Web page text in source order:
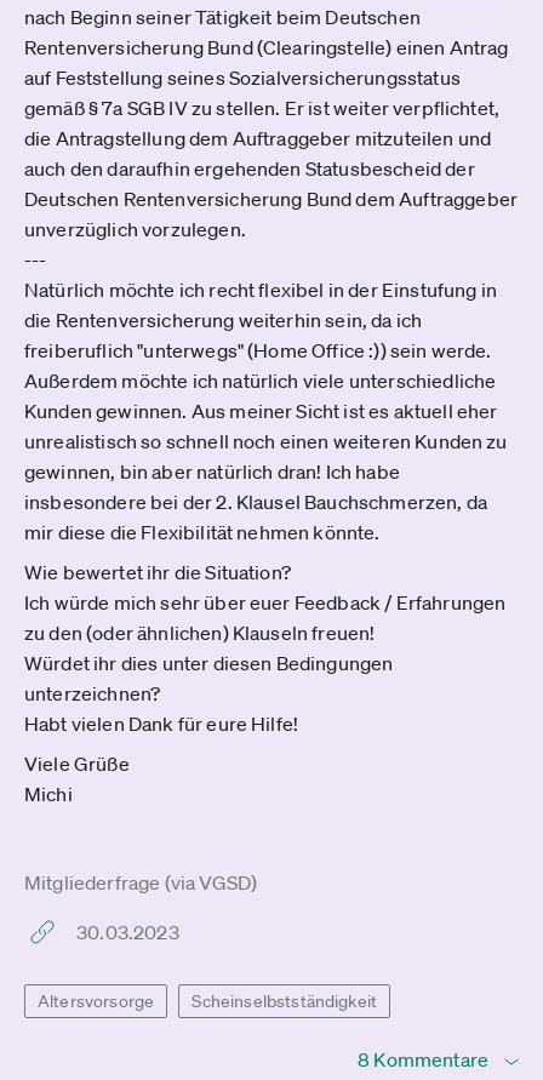
nach Beginn seiner Tätigkeit beim Deutschen
Rentenversicherung Bund (Clearingstelle) einen Antrag
auf Feststellung seines Sozialversicherungsstatus
gemäß § 7a SGB IV zu stellen. Er ist weiter verpflichtet,
die Antragstellung dem Auftraggeber mitzuteilen und
auch den daraufhin ergehenden Statusbescheid der
Deutschen Rentenversicherung Bund dem Auftraggeber
unverzüglich vorzulegen.
---
Natürlich möchte ich recht flexibel in der Einstufung in
die Rentenversicherung weiterhin sein, da ich
freiberuflich "unterwegs" (Home Office :)) sein werde.
Außerdem möchte ich natürlich viele unterschiedliche
Kunden gewinnen. Aus meiner Sicht ist es aktuell eher
unrealistisch so schnell noch einen weiteren Kunden zu
gewinnen, bin aber natürlich dran! Ich habe
insbesondere bei der 2. Klausel Bauchschmerzen, da
mir diese die Flexibilität nehmen könnte.
Wie bewertet ihr die Situation?
Ich würde mich sehr über euer Feedback / Erfahrungen
zu den (oder ähnlichen) Klauseln freuen!
Würdet ihr dies unter diesen Bedingungen
unterzeichnen?
Habt vielen Dank für eure Hilfe!
Viele Grüße
Michi
Mitgliederfrage (via VGSD)
30.03.2023
Altersvorsorge Scheinselbstständigkeit
8 Kommentare